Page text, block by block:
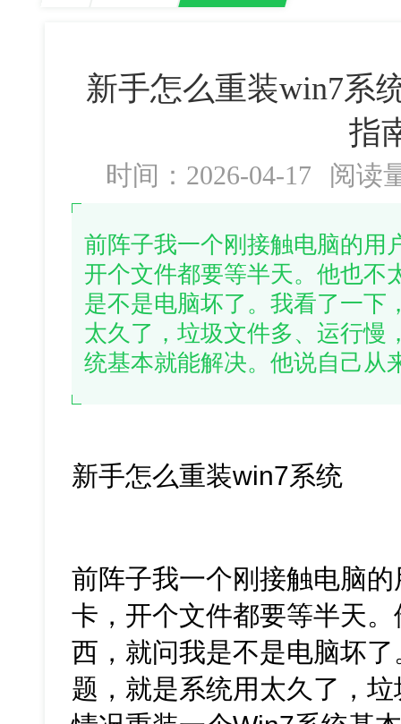
新手怎么重装win7系
指
时间：2026-04-17 阅读
前阵子我一个刚接触电脑的用
开个文件都要等半天。他也不
是不是电脑坏了。我看了一下
太久了，垃圾文件多、运行慢
统基本就能解决。他说自己从
新手怎么重装win7系统
前阵子我一个刚接触电脑
卡，开个文件都要等半天
西，就问我是不是电脑坏
题，就是系统用太久了，